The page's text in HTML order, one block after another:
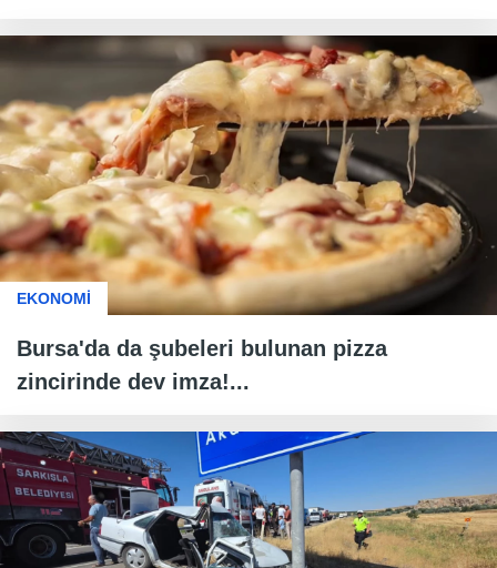
EKONOMİ
Bursa'da da şubeleri bulunan pizza
zincirinde dev imza!...